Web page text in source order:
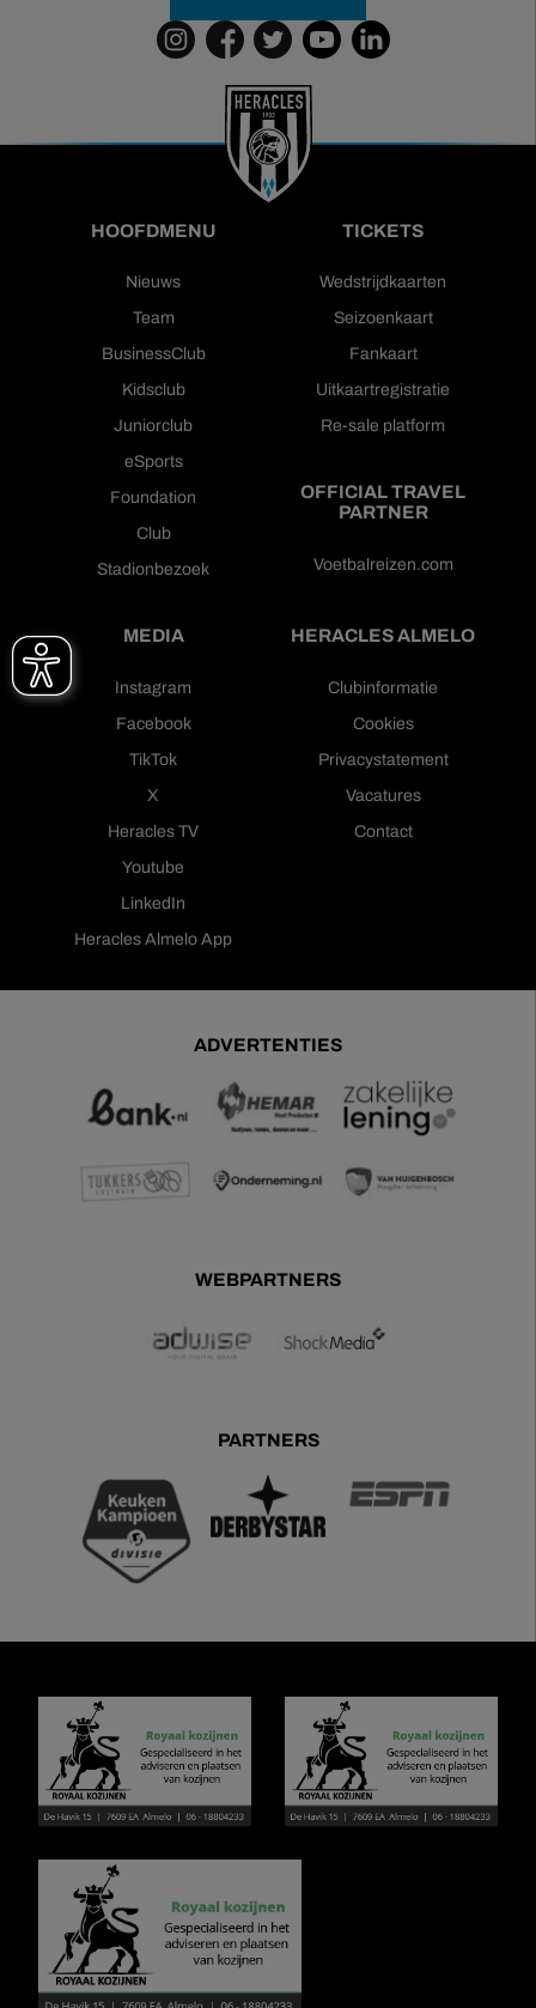
HOOFDMENU
Nieuws
Team
BusinessClub
Kidsclub
Juniorclub
eSports
Foundation
Club
Stadionbezoek
TICKETS
Wedstrijdkaarten
Seizoenkaart
Fankaart
Uitkaartregistratie
Re-sale platform
OFFICIAL TRAVEL
PARTNER
Voetbalreizen.com
MEDIA
Instagram
Facebook
TikTok
X
Heracles TV
Youtube
LinkedIn
Heracles Almelo App
HERACLES ALMELO
Clubinformatie
Cookies
Privacystatement
Vacatures
Contact
ADVERTENTIES
WEBPARTNERS
PARTNERS